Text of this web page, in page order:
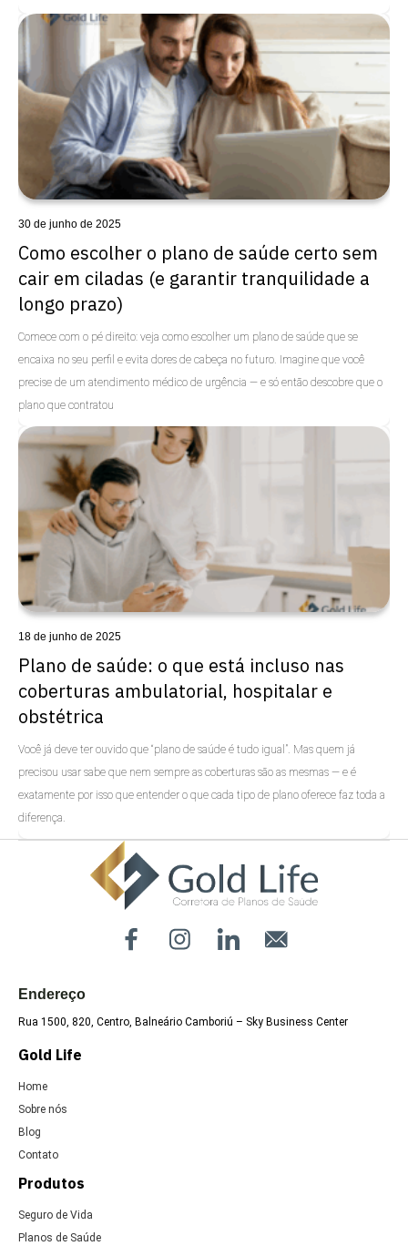
Uncategorized
Uncategorized
Como escolher o plano de saúde certo sem
cair em ciladas (e garantir tranquilidade a
longo prazo)
Comece com o pé direito: veja como escolher um plano de saúde que se
encaixa no seu perfil e evita dores de cabeça no futuro. Imagine que você
precise de um atendimento médico de urgência — e só então descobre que o
plano que contratou
30 de junho de 2025
Plano de saúde: o que está incluso nas
coberturas ambulatorial, hospitalar e
obstétrica
Você já deve ter ouvido que “plano de saúde é tudo igual”. Mas quem já
precisou usar sabe que nem sempre as coberturas são as mesmas — e é
exatamente por isso que entender o que cada tipo de plano oferece faz toda a
diferença.
18 de junho de 2025
Endereço
Rua 1500, 820, Centro, Balneário Camboriú – Sky Business Center
Gold Life
Home
Sobre nós
Blog
Contato
Produtos
Seguro de Vida
Planos de Saúde